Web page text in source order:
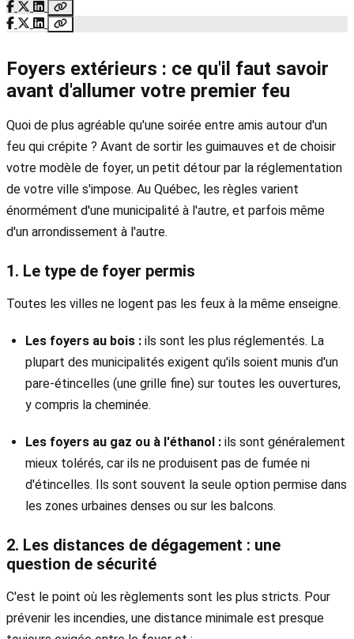
Foyers extérieurs : ce qu'il faut savoir
avant d'allumer votre premier feu
Quoi de plus agréable qu'une soirée entre amis autour d'un
feu qui crépite ? Avant de sortir les guimauves et de choisir
votre modèle de foyer, un petit détour par la réglementation
de votre ville s'impose. Au Québec, les règles varient
énormément d'une municipalité à l'autre, et parfois même
d'un arrondissement à l'autre.
1. Le type de foyer permis
Toutes les villes ne logent pas les feux à la même enseigne.
Les foyers au bois : ils sont les plus réglementés. La
plupart des municipalités exigent qu'ils soient munis d'un
pare-étincelles (une grille fine) sur toutes les ouvertures,
y compris la cheminée.
Les foyers au gaz ou à l'éthanol : ils sont généralement
mieux tolérés, car ils ne produisent pas de fumée ni
d'étincelles. Ils sont souvent la seule option permise dans
les zones urbaines denses ou sur les balcons.
2. Les distances de dégagement : une
question de sécurité
C'est le point où les règlements sont les plus stricts. Pour
prévenir les incendies, une distance minimale est presque